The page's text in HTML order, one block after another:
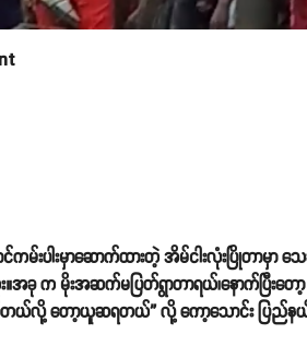
ကမ်းပါးမှာဆောက်ထားတဲ့ အိမ်ငါးလုံးပြိုတာမှာ
ခု က မိုးအဆက်မပြတ်ရွာတာရယ်၊နောက်ပြီးတော့
စ်တယ်လို့ တော့ယူဆရတယ်” လို့ ကော့သောင်း ပြည်